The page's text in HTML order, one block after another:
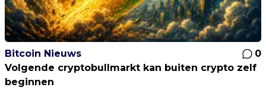
Bitcoin Nieuws
0
Volgende cryptobullmarkt kan buiten crypto zelf
beginnen